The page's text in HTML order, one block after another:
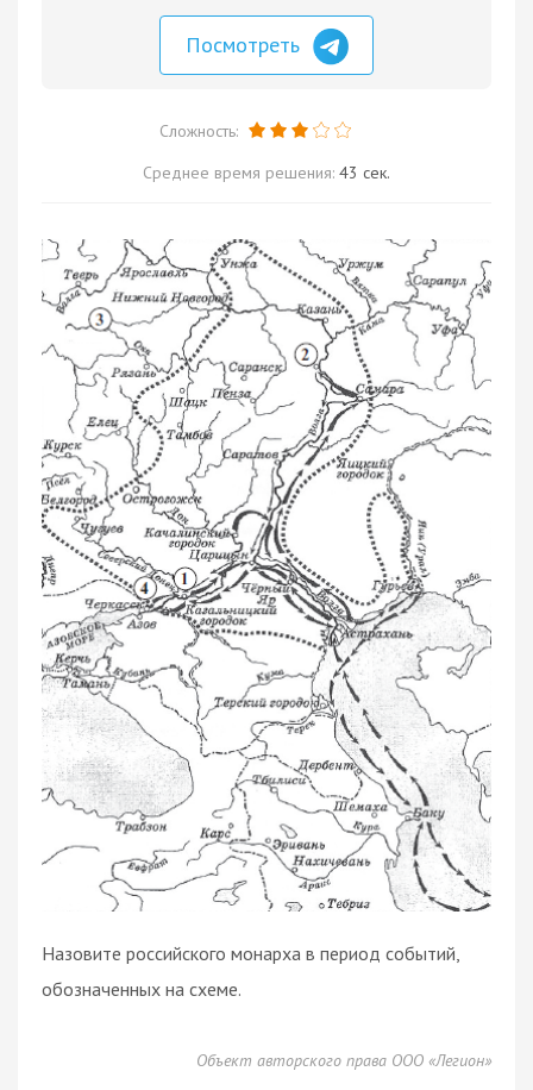
Посмотреть
Сложность:
Среднее время решения: 43 сек.
Назовите российского монарха в период событий,
обозначенных на схеме.
Объект авторского права ООО «Легион»